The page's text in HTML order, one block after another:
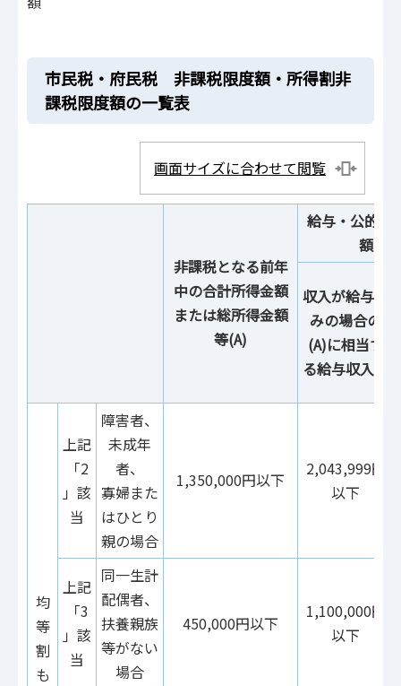
市民税・府民税 非課税限度額・所得割非
課税限度額の一覧表
画面サイズに合わせて閲覧
非課税となる前年
中の合計所得金額
または総所得金額
等(A)
給与・公的年
額に
収入が給与の
みの場合の
(A)に相当す
る給与収入額
均
等
割
も
上記
「2
」該
当
障害者、
未成年
者、
寡婦また
はひとり
親の場合
1,350,000円以下
2,043,999円
以下
上記
「3
」該
当
同一生計
配偶者、
扶養親族
等がない
場合
450,000円以下
1,100,000円
以下